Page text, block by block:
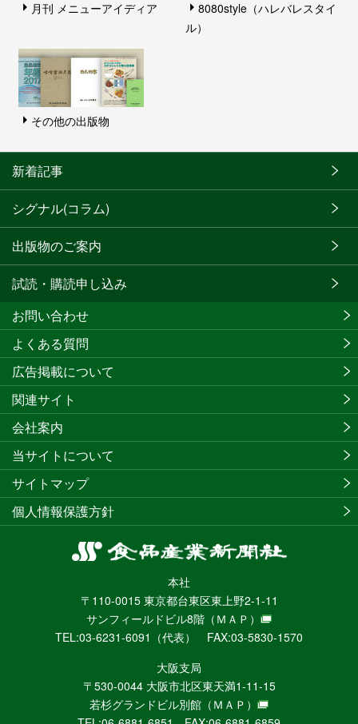
月刊 メニューアイディア
8080style（ハレバレスタイ
ル）
その他の出版物
新着記事
シグナル(コラム)
出版物のご案内
試読・購読申し込み
食
産
業
新
聞
社
ニ
ュ
本社
〒110-0015 東京都台東区東上野2-1-11
サンフィールドビル8階 （ＭＡＰ）
TEL:03-6231-6091（代表） FAX:03-5830-1570
大阪支局
〒530-0044 大阪市北区東天満1-11-15
若杉グランドビル別館 （ＭＡＰ）
お問い合わせ
よくある質問
広告掲載について
関連サイト
会社案内
当サイトについて
サイトマップ
個人情報保護方針